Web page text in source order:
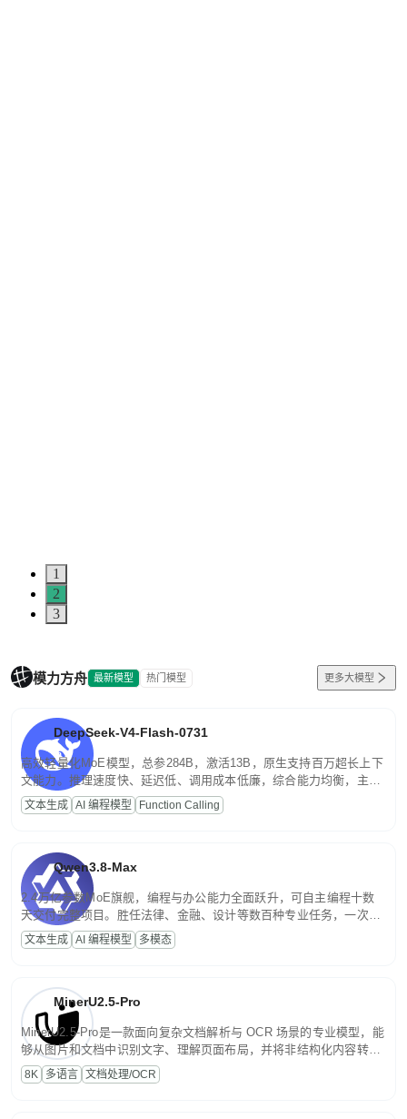
1
2
3
模力方舟 最新模型 热门模型 更多大模型
DeepSeek-V4-Flash-0731
高效轻量化MoE模型，总参284B，激活13B，原生支持百万超长上下
文能力。推理速度快、延迟低、调用成本低廉，综合能力均衡，主打
高并发、轻量化任务，适合日常对话、内容创作、基础 RAG、批量
文案处理等普惠刚需场景。
文本生成 AI 编程模型 Function Calling
Qwen3.8-Max
2.4万亿参数MoE旗舰，编程与办公能力全面跃升，可自主编程十数
天交付完整项目。胜任法律、金融、设计等数百种专业任务，一次对
话端到端交付生产级成果。原生视觉理解贯穿规划、执行与验证全流
程，支持超长文档与长视频的深度语义解析。长程任务中自主规划与
文本生成 AI 编程模型 多模态
MinerU2.5-Pro
MinerU2.5-Pro是一款面向复杂文档解析与 OCR 场景的专业模型，能
够从图片和文档中识别文字、理解页面布局，并将非结构化内容转换
为便于存储、检索和二次处理的结构化结果。
8K 多语言 文档处理/OCR